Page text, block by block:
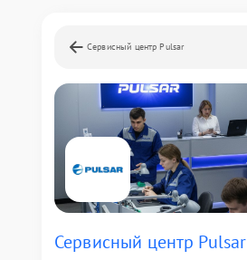
Сервисный центр Pulsar
Сервисный центр Pulsar